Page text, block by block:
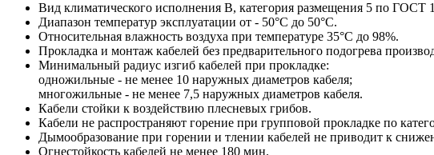
Вид климатического исполнения В, категория размещения 5 по ГОСТ
Диапазон температур эксплуатации от - 50°С до 50°С.
Относительная влажность воздуха при температуре 35°С до 98%.
Прокладка и монтаж кабелей без предварительного подогрева
Минимальный радиус изгиб кабелей при прокладке:
одножильные - не менее 10 наружных диаметров кабеля;
многожильные - не менее 7,5 наружных диаметров кабеля.
Кабели стойки к воздействию плесневых грибов.
Кабели не распространяют горение при групповой прокладке по
Дымообразование при горении и тлении кабелей не приводит к
Огнестойкость кабелей не менее 180 мин.